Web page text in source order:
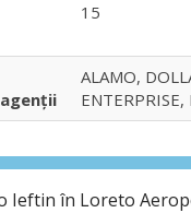
15
ALAMO,
ENTERPRISE,
Ieftin în Loreto